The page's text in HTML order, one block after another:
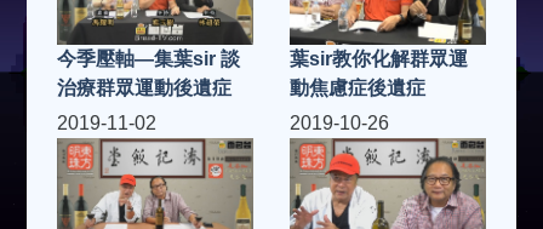
今季壓軸—集葉sir 談
治療群眾運動後遺症
葉sir教你化解群眾運
動焦慮症後遺症
2019-11-02
2019-10-26